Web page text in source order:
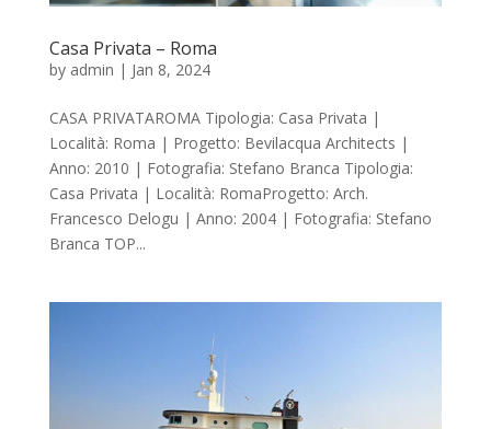
Casa Privata – Roma
by admin | Jan 8, 2024
CASA PRIVATAROMA Tipologia: Casa Privata |
Località: Roma | Progetto: Bevilacqua Architects |
Anno: 2010 | Fotografia: Stefano Branca Tipologia:
Casa Privata | Località: RomaProgetto: Arch.
Francesco Delogu | Anno: 2004 | Fotografia: Stefano
Branca TOP...